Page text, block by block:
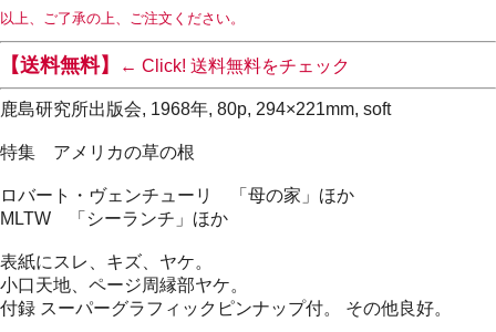
以上、ご了承の上、ご注文ください。
【送料無料】 ← Click! 送料無料をチェック
鹿島研究所出版会, 1968年, 80p, 294×221mm, soft
特集 アメリカの草の根
ロバート・ヴェンチューリ 「母の家」ほか
MLTW 「シーランチ」ほか
表紙にスレ、キズ、ヤケ。
小口天地、ページ周縁部ヤケ。
付録 スーパーグラフィックピンナップ付。 その他良好。